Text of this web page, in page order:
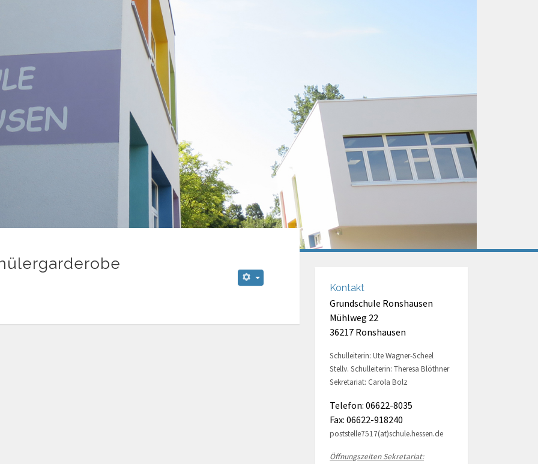
Kontakt
Grundschule Ronshausen
Mühlweg 22
36217 Ronshausen
Schulleiterin: Ute Wagner-Scheel
Stellv. Schulleiterin: Theresa Blöthner
Sekretariat: Carola Bolz
Telefon: 06622-8035
Fax: 06622-918240
poststelle7517(at)schule.hessen.de
Öffnungszeiten Sekretariat: